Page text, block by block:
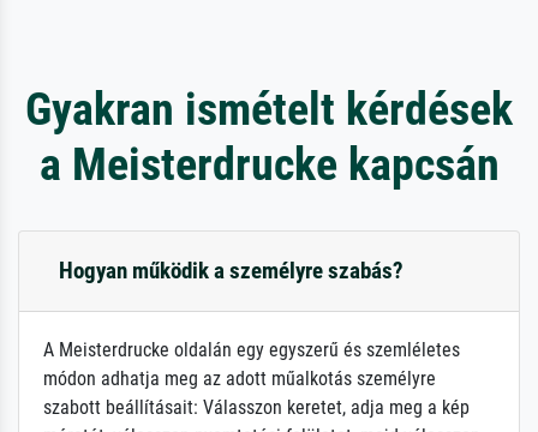
Gyakran ismételt kérdések
a Meisterdrucke kapcsán
Hogyan működik a személyre szabás?
A Meisterdrucke oldalán egy egyszerű és szemléletes
módon adhatja meg az adott műalkotás személyre
szabott beállításait: Válasszon keretet, adja meg a kép